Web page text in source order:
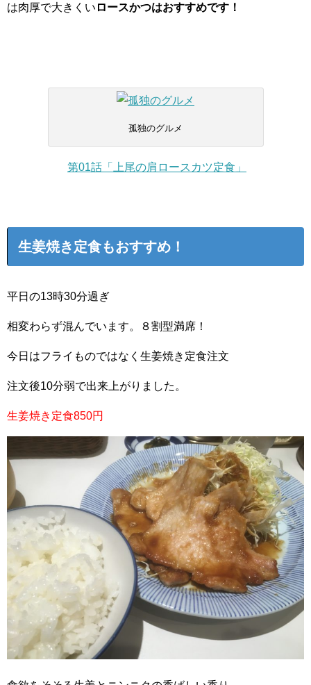
は肉厚で大きくい ロースかつはおすすめです！
孤独のグルメ
第01話「上尾の肩ロースカツ定食」
生姜焼き定食もおすすめ！
平日の13時30分過ぎ
相変わらず混んでいます。８割型満席！
今日はフライものではなく生姜焼き定食注文
注文後10分弱で出来上がりました。
生姜焼き定食850円